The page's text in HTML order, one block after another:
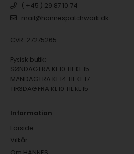
( +45 ) 29 87 10 74
mail@hannespatchwork.dk
CVR: 27275265
Fysisk butik:
SØNDAG FRA KL 10 TIL KL 15
MANDAG FRA KL 14 TIL KL 17
TIRSDAG FRA KL 10 TIL KL 15
Information
Forside
Vilkår